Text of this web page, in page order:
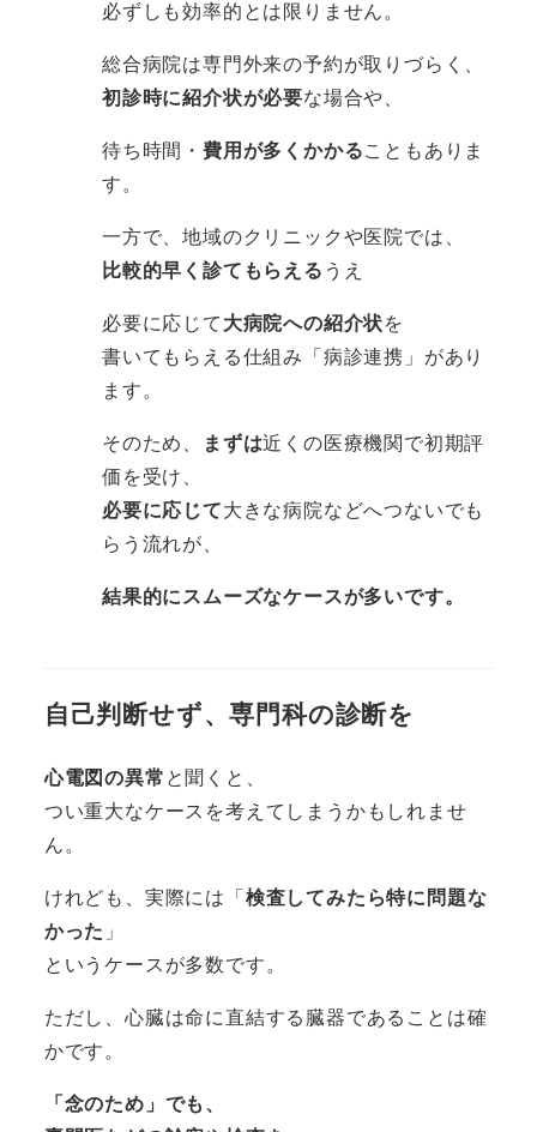
必ずしも効率的とは限りません。
総合病院は専門外来の予約が取りづらく、
初診時に紹介状が必要な場合や、
待ち時間・ 費用が多くかかることもありま
す。
一方で、地域のクリニックや医院では、
比較的早く診てもらえる うえ
必要に応じて 大病院への紹介状を
書いてもらえる仕組み「病診連携」があり
ます。
そのため、 まずは近くの医療機関で初期評
価を受け、
必要に応じて大きな病院などへつないでも
らう流れが、
結果的にスムーズなケースが多いです。
自己判断せず、専門科の診断を
心電図の異常 と聞くと、
つい重大なケースを考えてしまうかもしれませ
ん。
けれども、実際には「 検査してみたら特に問題な
かった 」
というケースが多数です。
ただし、心臓は命に直結する臓器であることは確
かです。
「念のため」でも、